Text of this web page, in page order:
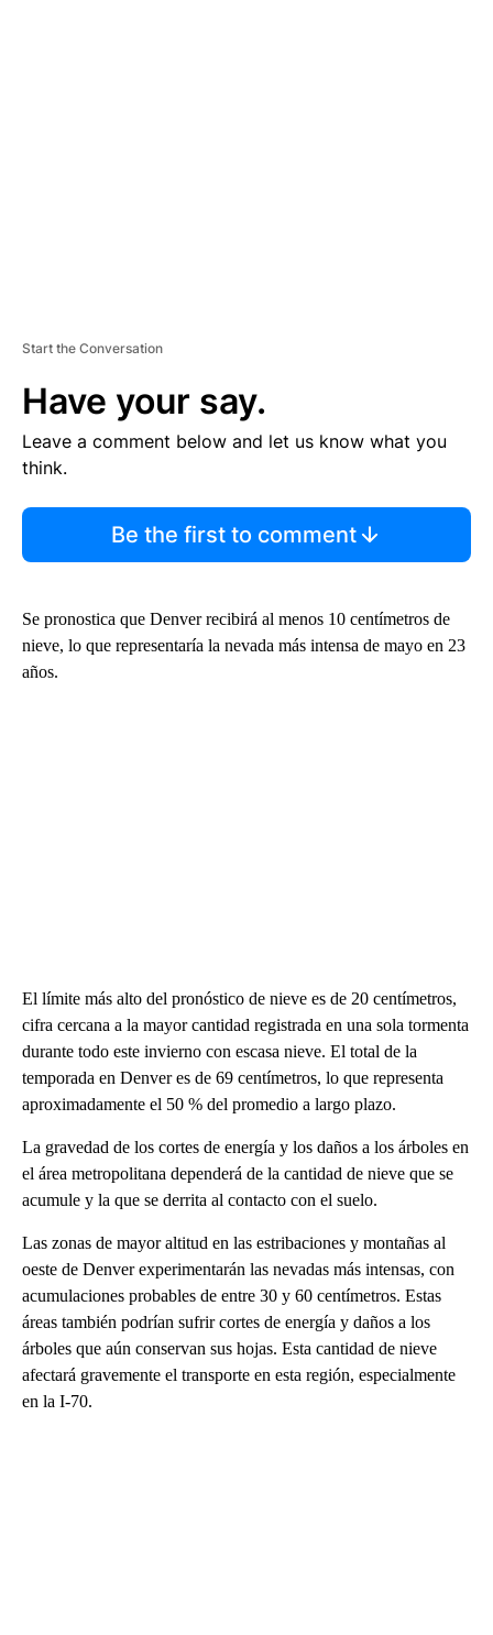
Start the Conversation
Have your say.
Leave a comment below and let us know what you
think.
Be the first to comment
Se pronostica que Denver recibirá al menos 10 centímetros de
nieve, lo que representaría la nevada más intensa de mayo en 23
años.
El límite más alto del pronóstico de nieve es de 20 centímetros,
cifra cercana a la mayor cantidad registrada en una sola tormenta
durante todo este invierno con escasa nieve. El total de la
temporada en Denver es de 69 centímetros, lo que representa
aproximadamente el 50 % del promedio a largo plazo.
La gravedad de los cortes de energía y los daños a los árboles en
el área metropolitana dependerá de la cantidad de nieve que se
acumule y la que se derrita al contacto con el suelo.
Las zonas de mayor altitud en las estribaciones y montañas al
oeste de Denver experimentarán las nevadas más intensas, con
acumulaciones probables de entre 30 y 60 centímetros. Estas
áreas también podrían sufrir cortes de energía y daños a los
árboles que aún conservan sus hojas. Esta cantidad de nieve
afectará gravemente el transporte en esta región, especialmente
en la I-70.